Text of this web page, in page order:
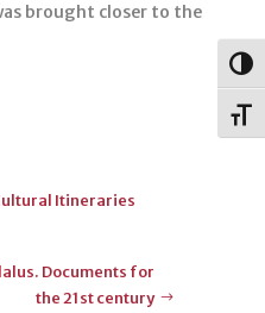
brought closer to the
Itineraries
Documents for
the 21st century